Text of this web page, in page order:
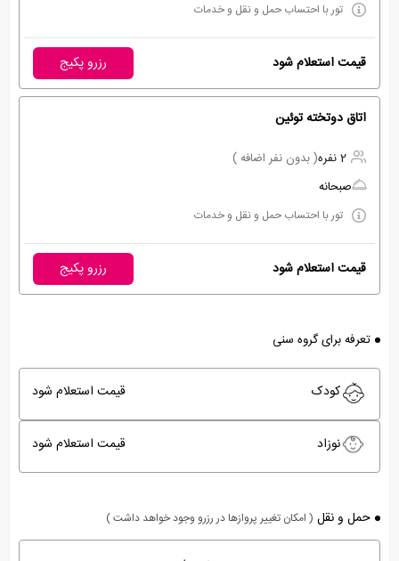
تور با احتساب حمل و نقل و خدمات
قیمت استعلام شود رزرو پکیج
اتاق دوتخته توئین
2 نفره
( بدون نفر اضافه )
صبحانه
تور با احتساب حمل و نقل و خدمات
قیمت استعلام شود رزرو پکیج
تعرفه برای گروه سنی
کودک قیمت استعلام شود
نوزاد قیمت استعلام شود
حمل و نقل ( امکان تغییر پروازها در رزرو وجود خواهد داشت )